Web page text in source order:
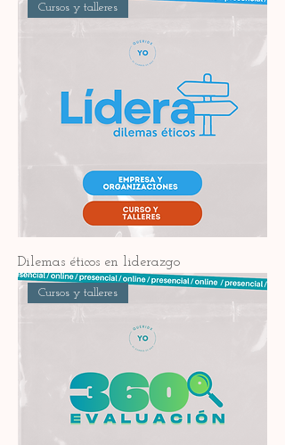
Cursos y talleres
Dilemas éticos en liderazgo
Cursos y talleres